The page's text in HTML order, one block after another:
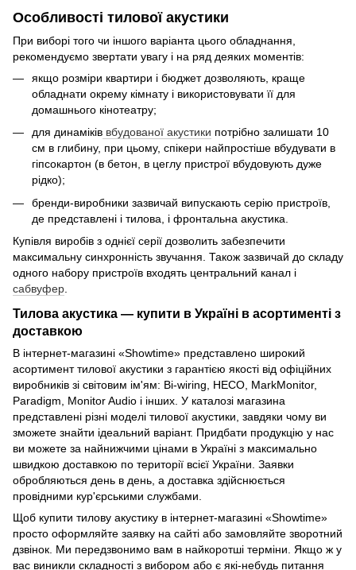
Особливості тилової акустики
При виборі того чи іншого варіанта цього обладнання,
рекомендуємо звертати увагу і на ряд деяких моментів:
якщо розміри квартири і бюджет дозволяють, краще
обладнати окрему кімнату і використовувати її для
домашнього кінотеатру;
для динаміків вбудованої акустики потрібно залишати 10
см в глибину, при цьому, спікери найпростіше вбудувати в
гіпсокартон (в бетон, в цеглу пристрої вбудовують дуже
рідко);
бренди-виробники зазвичай випускають серію пристроїв,
де представлені і тилова, і фронтальна акустика.
Купівля виробів з однієї серії дозволить забезпечити
максимальну синхронність звучання. Також зазвичай до складу
одного набору пристроїв входять центральний канал і
сабвуфер
Тилова акустика — купити в Україні в асортименті з
доставкою
В інтернет-магазині «Showtime» представлено широкий
асортимент тилової акустики з гарантією якості від офіційних
виробників зі світовим ім'ям: Bi-wiring, HECO, MarkMonitor,
Paradigm, Monitor Audio і інших. У каталозі магазина
представлені різні моделі тилової акустики, завдяки чому ви
зможете знайти ідеальний варіант. Придбати продукцію у нас
ви можете за найнижчими цінами в Україні з максимально
швидкою доставкою по території всієї України. Заявки
обробляються день в день, а доставка здійснюється
провідними кур'єрськими службами.
Щоб купити тилову акустику в інтернет-магазині «Showtime»
просто оформляйте заявку на сайті або замовляйте зворотний
дзвінок. Ми передзвонимо вам в найкоротші терміни. Якщо ж у
вас виникли складності з вибором або є які-небудь питання